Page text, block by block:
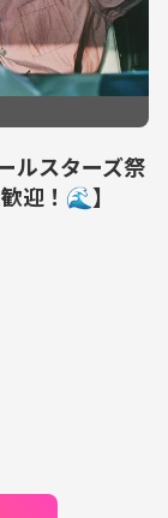
ルスターズ祭
迎！🌊】